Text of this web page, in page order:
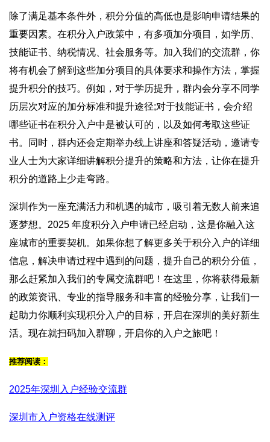
除了满足基本条件外，积分分值的高低也是影响申请结果的
重要因素。在积分入户政策中，有多项加分项目，如学历、
技能证书、纳税情况、社会服务等。加入我们的交流群，你
将有机会了解到这些加分项目的具体要求和操作方法，掌握
提升积分的技巧。例如，对于学历提升，群内会分享不同学
历层次对应的加分标准和提升途径;对于技能证书，会介绍
哪些证书在积分入户中是被认可的，以及如何考取这些证
书。同时，群内还会定期举办线上讲座和答疑活动，邀请专
业人士为大家详细讲解积分提升的策略和方法，让你在提升
积分的道路上少走弯路。
深圳作为一座充满活力和机遇的城市，吸引着无数人前来追
逐梦想。2025 年度积分入户申请已经启动，这是你融入这
座城市的重要契机。如果你想了解更多关于积分入户的详细
信息，解决申请过程中遇到的问题，提升自己的积分分值，
那么赶紧加入我们的专属交流群吧！在这里，你将获得最新
的政策资讯、专业的指导服务和丰富的经验分享，让我们一
起助力你顺利实现积分入户的目标，开启在深圳的美好新生
活。现在就扫码加入群聊，开启你的入户之旅吧！
推荐阅读：
2025年深圳入户经验交流群
深圳市入户资格在线测评